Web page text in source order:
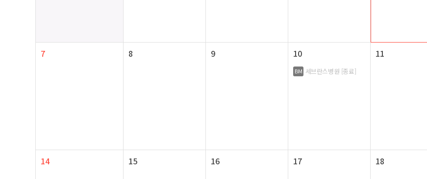
7 8 9 10
BM 세브란스병원 [종료]
11
14 15 16 17 18